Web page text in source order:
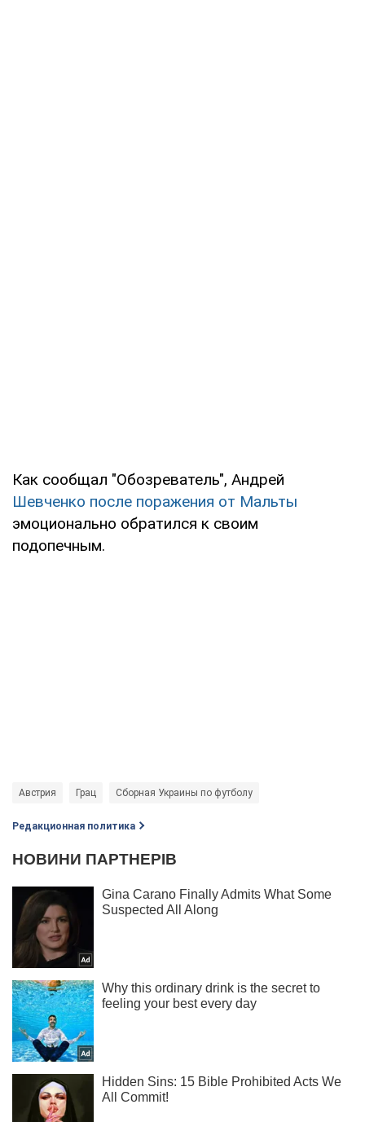
Как сообщал "Обозреватель", Андрей
Шевченко после поражения от Мальты
эмоционально обратился к своим
подопечным.
Австрия Грац Сборная Украины по футболу
Редакционная политика